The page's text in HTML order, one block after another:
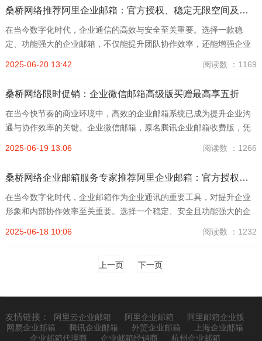
桑桥网络推荐阿里企业邮箱：官方授权、稳定无限空间及限时优惠活动
在当今数字化时代，企业通信的高效与安全至关重要。选择一款稳
定、功能强大的企业邮箱，不仅能提升团队协作效率，还能增强企业
2025-06-20 13:42 阅读数 ：1169
桑桥网络限时促销：企业微信邮箱高级版买赠最高享五折
在当今快节奏的商业环境中，高效的企业邮箱系统已成为提升企业沟
通与协作效率的关键。企业微信邮箱，原名腾讯企业邮箱收费版，凭
2025-06-19 13:06 阅读数 ：1266
桑桥网络企业邮箱服务专家推荐阿里企业邮箱：官方授权、稳定可靠与多重优惠活动全解析
在当今数字化时代，企业邮箱作为企业通讯的重要工具，对提升企业
形象和内部协作效率至关重要。选择一个稳定、安全且功能强大的企
2025-06-18 10:06 阅读数 ：1232
上一页 下一页
友情链接： 阿里云企业邮箱 阿里企业邮箱
阿里邮箱企业版
网易企业邮箱
腾讯企业邮箱 外贸企业邮箱
上海企业邮箱
企业邮箱代理商
企业邮箱经销商 杭州企业邮箱